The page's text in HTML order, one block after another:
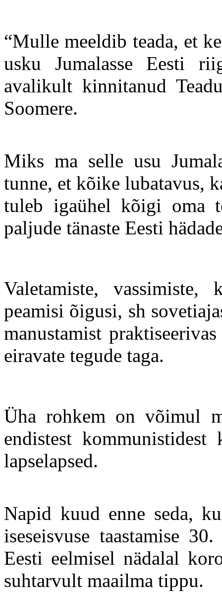
“Mulle meeldib teada, et
usku Jumalasse Eesti
avalikult kinnitanud
Soomere.
Miks ma selle usu
tunne, et kõike lubatavus,
tuleb igaühel kõigi oma
paljude tänaste Eesti
Valetamiste, vassimiste,
peamisi õigusi, sh
manustamist
eiravate tegude taga.
Üha rohkem on võimul
endistest kommunistidest
lapselapsed.
Napid kuud enne seda,
iseseisvuse taastamise
Eesti eelmisel nädalal
suhtarvult maailma tippu.